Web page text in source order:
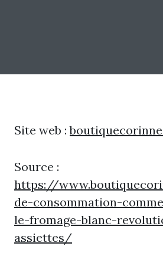
Site web :
Source :
https://
de-consommation-
le-fromage-blanc-
assiettes/